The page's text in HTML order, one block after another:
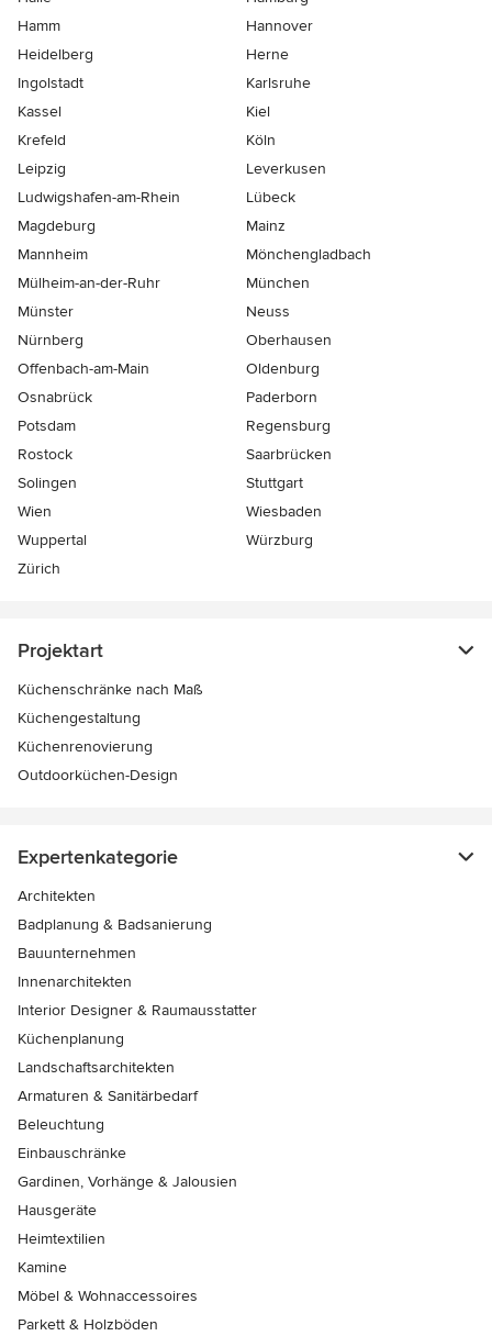
Hamm
Hannover
Heidelberg
Herne
Ingolstadt
Karlsruhe
Kassel
Kiel
Krefeld
Köln
Leipzig
Leverkusen
Ludwigshafen-am-Rhein
Lübeck
Magdeburg
Mainz
Mannheim
Mönchen­gladbach
Mülheim-an-der-Ruhr
München
Münster
Neuss
Nürnberg
Oberhausen
Offenbach-am-Main
Oldenburg
Osnabrück
Paderborn
Potsdam
Regensburg
Rostock
Saarbrücken
Solingen
Stuttgart
Wien
Wiesbaden
Wuppertal
Würzburg
Zürich
Projektart
Küchenschränke nach Maß
Küchengestaltung
Küchenrenovierung
Outdoorküchen-Design
Expertenkategorie
Architekten
Badplanung & Badsanierung
Bauunternehmen
Innenarchitekten
Interior Designer & Raumausstatter
Küchenplanung
Landschaftsarchitekten
Armaturen & Sanitärbedarf
Beleuchtung
Einbauschränke
Gardinen, Vorhänge & Jalousien
Hausgeräte
Heimtextilien
Kamine
Möbel & Wohnaccessoires
Parkett & Holzböden